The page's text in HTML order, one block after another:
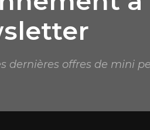
dernières offres de mini